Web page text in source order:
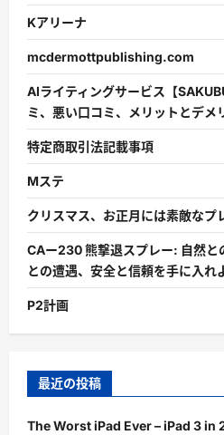
Kアリーナ
mcdermottpublishing.com
AIライティングサービス【
ミ、悪い口コミ、メリットとデメ
特定商取引法記載事項
Mステ
クリスマス、お正月には素敵なプ
CAー230 熊撃退スプレー: 自然と
との遭遇、安全と信頼を手に入れ
P2計画
最近の投稿
The Worst iPad Ever – iPad 3 in